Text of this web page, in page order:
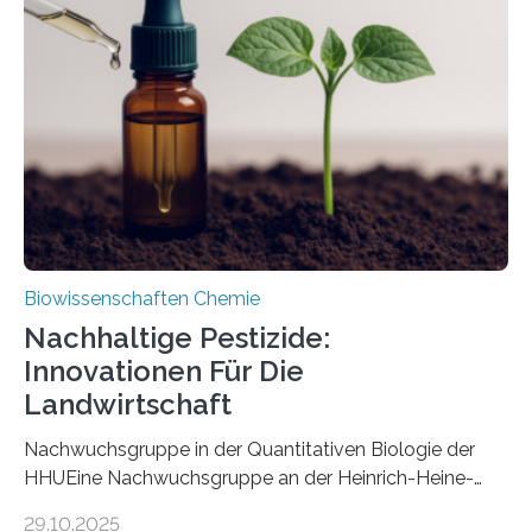
Art einer neuen Gattung beschrieben werden und trägt
nun den Namen Cretosabethes primaevus. Dieser erste
fossile Nachweis einer Stechmückenlarve in Bernstein
stellt gleichzeitig den ersten Fossilfund einer
Mückenlarve aus dem Mesozoikum dar, denn…
Biowissenschaften Chemie
Nachhaltige Pestizide:
Innovationen Für Die
Landwirtschaft
Nachwuchsgruppe in der Quantitativen Biologie der
HHUEine Nachwuchsgruppe an der Heinrich-Heine-
29.10.2025